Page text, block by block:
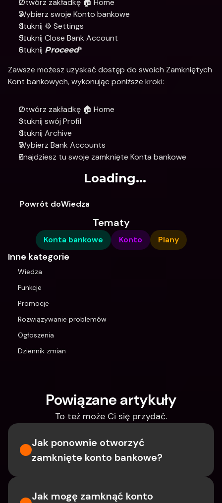
Otwórz zakładkę 🏠 Home
Wybierz swoje Konto bankowe
Stuknij ⚙️ Settings
Stuknij Close Bank Account
Stuknij Proceed*
Zawsze możesz uzyskać dostęp do swoich Zamkniętych
Kont bankowych, wykonując poniższe kroki:
Otwórz zakładkę 🏠 Home
Stuknij swój Profil
Stuknij Archive
Wybierz Bank Accounts
Znajdziesz tu swoje zamknięte Konta bankowe
Loading...
Powrót doWiedza
Tematy
Konta bankowe Konto Plany
Inne kategorie
Wiedza
Funkcje
Promocje
Rozwiązywanie problemów
Ogłoszenia
Dziennik zmian
Powiązane artykuły
To też może Ci się przydać.
Jak ponownie otworzyć
zamknięte konto bankowe?
Jak mogę zamknąć konto